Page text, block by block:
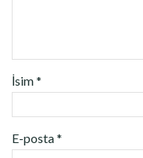
İsim*
E-posta*